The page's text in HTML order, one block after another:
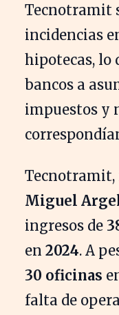
Tecnotramit
incidencias
hipotecas, lo
bancos a
impuestos y
Tecnotramit,
Miguel
ingresos de
en 2024. A
30 oficinas
falta de